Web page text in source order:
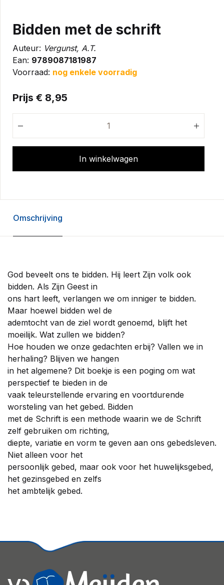
Bidden met de schrift
Auteur: Vergunst, A.T.
Ean: 9789087181987
Voorraad: nog enkele voorradig
Prijs € 8,95
In winkelwagen
Omschrijving
God beveelt ons te bidden. Hij leert Zijn volk ook
bidden. Als Zijn Geest in
ons hart leeft, verlangen we om inniger te bidden.
Maar hoewel bidden wel de
ademtocht van de ziel wordt genoemd, blijft het
moeilijk. Wat zullen we bidden?
Hoe houden we onze gedachten erbij? Vallen we in
herhaling? Blijven we hangen
in het algemene? Dit boekje is een poging om wat
perspectief te bieden in de
vaak teleurstellende ervaring en voortdurende
worsteling van het gebed. Bidden
met de Schrift is een methode waarin we de Schrift
zelf gebruiken om richting,
diepte, variatie en vorm te geven aan ons gebedsleven.
Niet alleen voor het
persoonlijk gebed, maar ook voor het huwelijksgebed,
het gezinsgebed en zelfs
het ambtelijk gebed.